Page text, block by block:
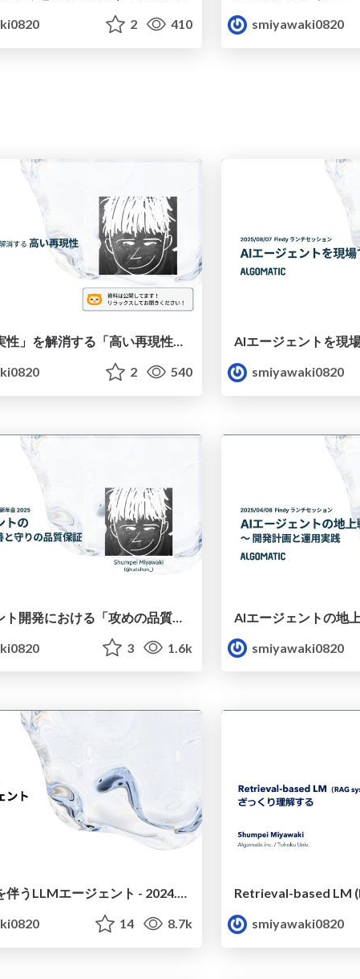
2 410
smiyawaki0820
「高い不確実性」を解消する「高い再現性」 / 2025.09.14 プロダクトヒストリーカンファレンス（YOUTRUST）
2 540
smiyawaki0820
3 1.6k
smiyawaki0820
14 8.7k
smiyawaki0820